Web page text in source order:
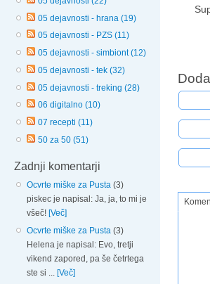
05 dejavnosti - hrana (19)
05 dejavnosti - PZS (11)
05 dejavnosti - simbiont (12)
05 dejavnosti - tek (32)
05 dejavnosti - treking (28)
06 digitalno (10)
07 recepti (11)
50 za 50 (51)
Zadnji komentarji
Ocvrte miške za Pusta (3)
piskec je napisal: Ja, ja, to mi je
všeč! [Več]
Ocvrte miške za Pusta (3)
Helena je napisal: Evo, tretji
vikend zapored, pa še četrtega
ste si ... [Več]